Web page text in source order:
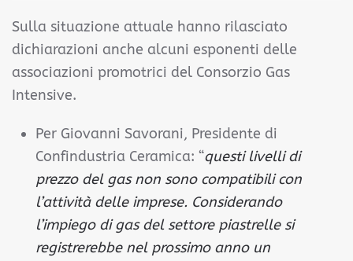
Sulla situazione attuale hanno rilasciato
dichiarazioni anche alcuni esponenti delle
associazioni promotrici del Consorzio Gas
Intensive.
Per Giovanni Savorani, Presidente di
Confindustria Ceramica: “questi livelli di
prezzo del gas non sono compatibili con
l’attività delle imprese. Considerando
l’impiego di gas del settore piastrelle si
registrerebbe nel prossimo anno un